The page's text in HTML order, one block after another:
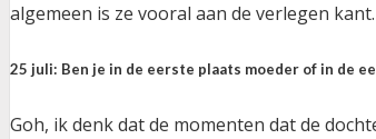
algemeen is ze vooral aan de verlegen kant.
25 juli: Ben je in de eerste plaats moeder of in de
Goh, ik denk dat de momenten dat de